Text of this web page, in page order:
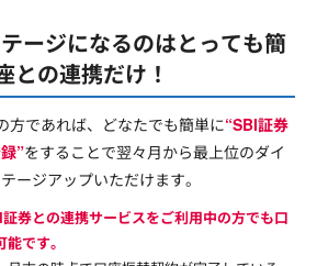
ージになるのはとっても簡
との連携だけ！
方であれば、どなたでも簡単に“SBI証券
”をすることで翌々月から最上位のダイ
ージアップいただけます。
券との連携サービスをご利用中の方でも口
です。